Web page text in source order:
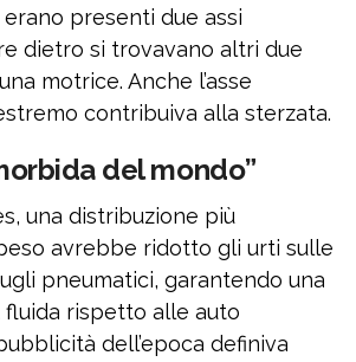
presenti due assi
dietro si trovavano altri due
motrice. Anche l’asse
contribuiva alla sterzata.
del mondo”
una distribuzione più
avrebbe ridotto gli urti sulle
pneumatici, garantendo una
rispetto alle auto
dell’epoca definiva